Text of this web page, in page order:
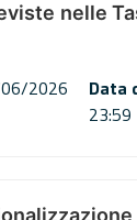
nelle
2026
Data
23:59